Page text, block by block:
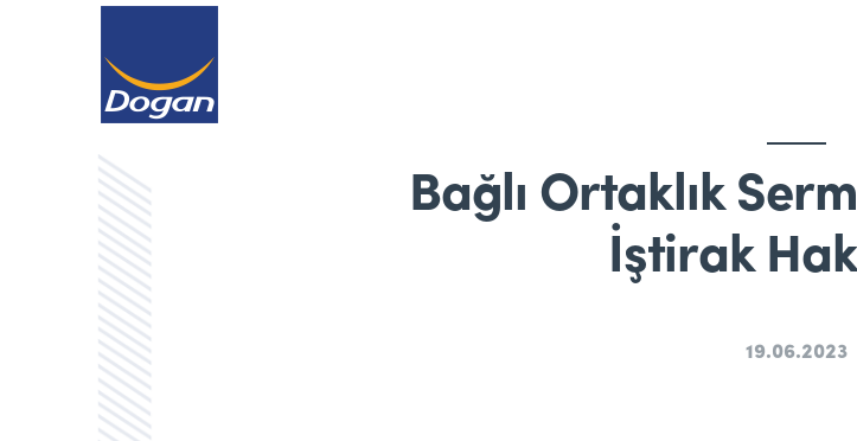
Bağlı Ortaklık
İştirak
19.06.2023